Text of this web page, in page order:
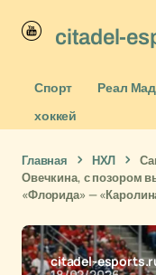
citadel-
Спорт Реал
хоккей
Главная НХЛ
Овечкина, с позором
«Флорида» —
citadel-